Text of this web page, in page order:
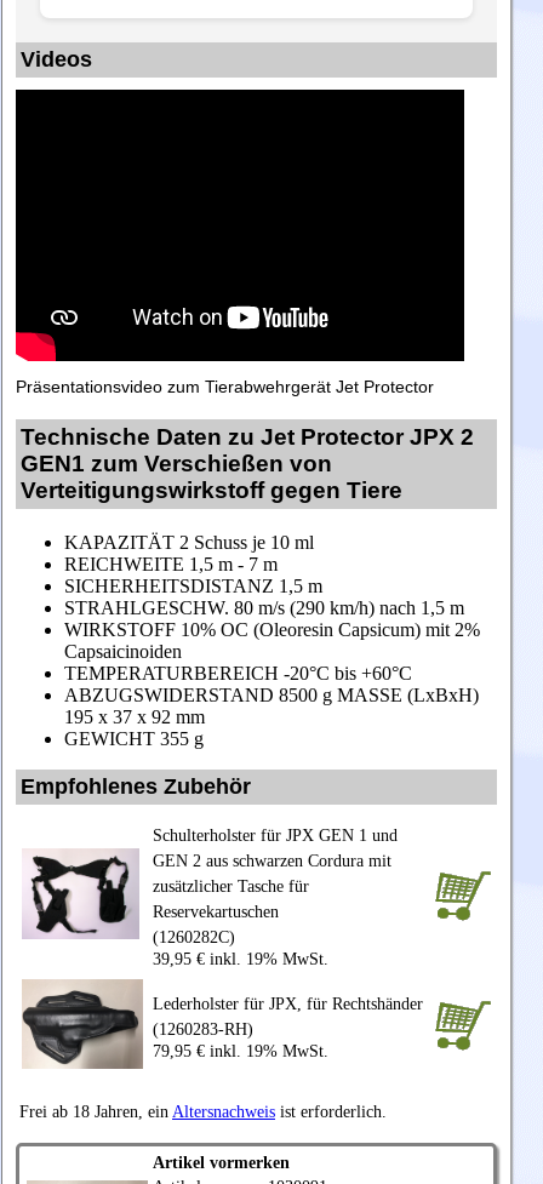
Videos
Präsentationsvideo zum Tierabwehrgerät Jet Protector
Technische Daten zu Jet Protector JPX 2
GEN1 zum Verschießen von
Verteitigungswirkstoff gegen Tiere
KAPAZITÄT 2 Schuss je 10 ml
REICHWEITE 1,5 m - 7 m
SICHERHEITSDISTANZ 1,5 m
STRAHLGESCHW. 80 m/s (290 km/h) nach 1,5 m
WIRKSTOFF 10% OC (Oleoresin Capsicum) mit 2%
Capsaicinoiden
TEMPERATURBEREICH -20°C bis +60°C
ABZUGSWIDERSTAND 8500 g MASSE (LxBxH)
195 x 37 x 92 mm
GEWICHT 355 g
Empfohlenes Zubehör
Schulterholster für JPX GEN 1 und
GEN 2 aus schwarzen Cordura mit
zusätzlicher Tasche für
Reservekartuschen
(1260282C)
39,95 € inkl. 19% MwSt.
Lederholster für JPX, für Rechtshänder
(1260283-RH)
79,95 € inkl. 19% MwSt.
Frei ab 18 Jahren, ein Altersnachweis ist erforderlich.
Artikel vormerken